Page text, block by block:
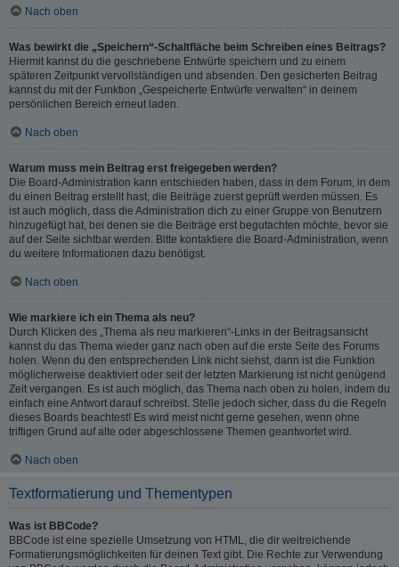
Nach oben
Was bewirkt die „Speichern“-Schaltfläche beim Schreiben eines Beitrags?
Hiermit kannst du die geschriebene Entwürfe speichern und zu einem
späteren Zeitpunkt vervollständigen und absenden. Den gesicherten Beitrag
kannst du mit der Funktion „Gespeicherte Entwürfe verwalten“ in deinem
persönlichen Bereich erneut laden.
Nach oben
Warum muss mein Beitrag erst freigegeben werden?
Die Board-Administration kann entschieden haben, dass in dem Forum, in dem
du einen Beitrag erstellt hast, die Beiträge zuerst geprüft werden müssen. Es
ist auch möglich, dass die Administration dich zu einer Gruppe von Benutzern
hinzugefügt hat, bei denen sie die Beiträge erst begutachten möchte, bevor sie
auf der Seite sichtbar werden. Bitte kontaktiere die Board-Administration, wenn
du weitere Informationen dazu benötigst.
Nach oben
Wie markiere ich ein Thema als neu?
Durch Klicken des „Thema als neu markieren“-Links in der Beitragsansicht
kannst du das Thema wieder ganz nach oben auf die erste Seite des Forums
holen. Wenn du den entsprechenden Link nicht siehst, dann ist die Funktion
möglicherweise deaktiviert oder seit der letzten Markierung ist nicht genügend
Zeit vergangen. Es ist auch möglich, das Thema nach oben zu holen, indem du
einfach eine Antwort darauf schreibst. Stelle jedoch sicher, dass du die Regeln
dieses Boards beachtest! Es wird meist nicht gerne gesehen, wenn ohne
triftigen Grund auf alte oder abgeschlossene Themen geantwortet wird.
Nach oben
Textformatierung und Thementypen
Was ist BBCode?
BBCode ist eine spezielle Umsetzung von HTML, die dir weitreichende
Formatierungsmöglichkeiten für deinen Text gibt. Die Rechte zur Verwendung